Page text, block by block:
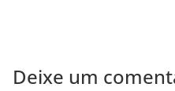
Deixe um